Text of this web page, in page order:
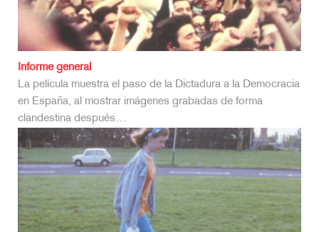
Penda’s Fen
A través de una serie de encuentros reales e imaginarios
con ángeles, demonios y el pasado pagano de Inglaterra, el
hijo de un pastor…